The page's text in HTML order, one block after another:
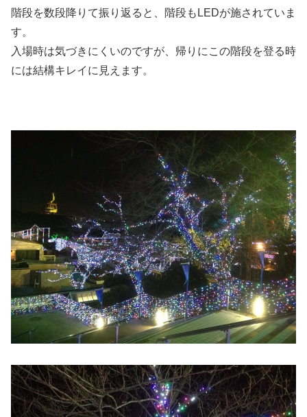
階段を数段降りて振り返ると、階段もLEDが施されていま
す。
入場時は気づきにくいのですが、帰りにこの階段を登る時
には結構キレイに見えます。